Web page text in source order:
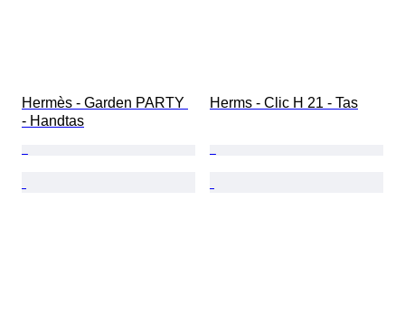
Hermès - Garden PARTY
- Handtas
Herms - Clic H 21 - Tas